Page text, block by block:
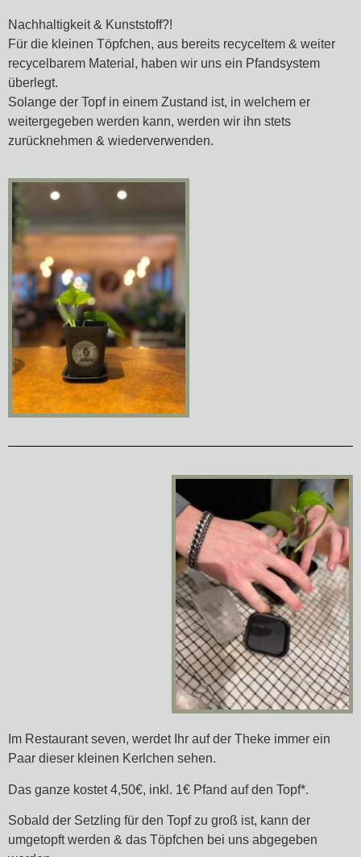
Nachhaltigkeit & Kunststoff?!
Für die kleinen Töpfchen, aus bereits recyceltem & weiter
recycelbarem Material, haben wir uns ein Pfandsystem
überlegt.
Solange der Topf in einem Zustand ist, in welchem er
weitergegeben werden kann, werden wir ihn stets
zurücknehmen & wiederverwenden.
Im Restaurant seven, werdet Ihr auf der Theke immer ein
Paar dieser kleinen Kerlchen sehen.
Das ganze kostet 4,50€, inkl. 1€ Pfand auf den Topf*.
Sobald der Setzling für den Topf zu groß ist, kann der
umgetopft werden & das Töpfchen bei uns abgegeben